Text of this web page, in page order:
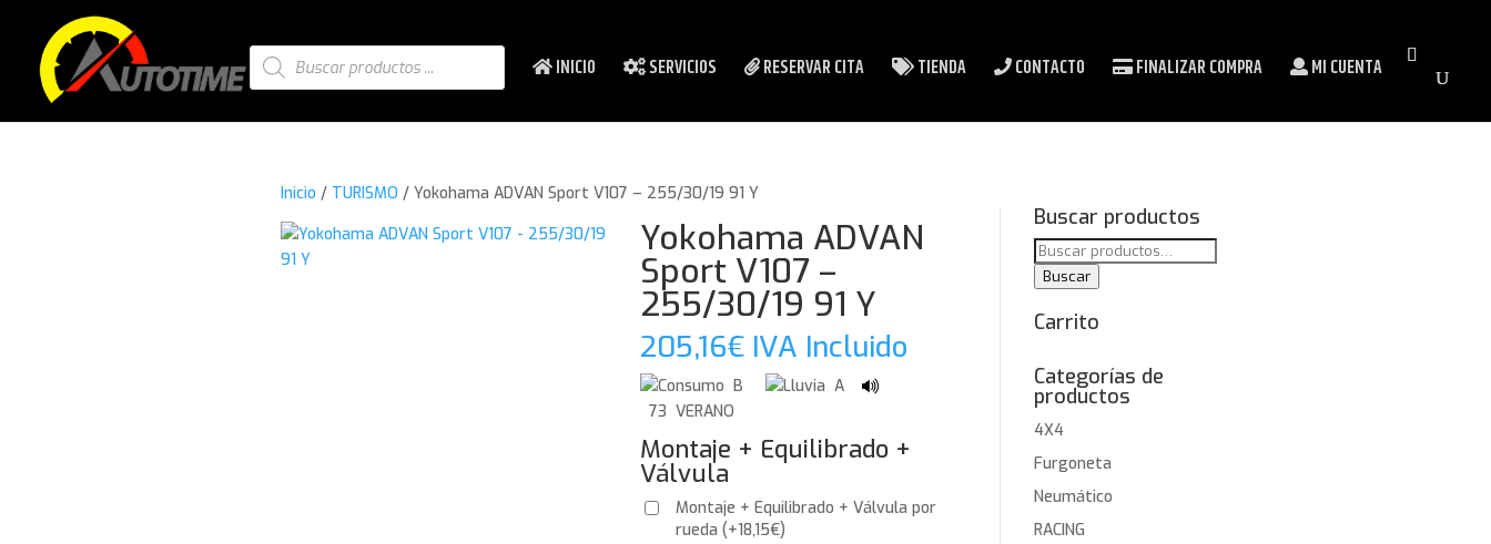
Búsqueda
de
productos
INICIO SERVICIOS RESERVAR CITA TIENDA CONTACTO FINALIZAR COMPRA MI CUENTA
Inicio / TURISMO / Yokohama ADVAN Sport V107 – 255/30/19 91 Y
Yokohama ADVAN
Sport V107 –
255/30/19 91 Y
205,16€ IVA Incluido
B
A
73 VERANO
Montaje + Equilibrado +
Válvula
Montaje + Equilibrado + Válvula por
rueda (+18,15€)
Buscar productos
Buscar
por:
Buscar
Carrito
Categorías de
productos
4X4
Furgoneta
Neumático
RACING